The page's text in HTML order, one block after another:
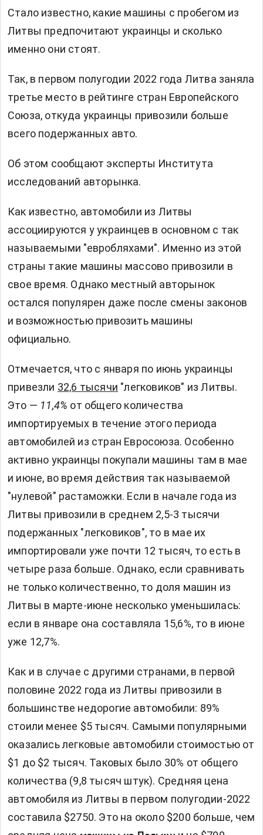
Стало известно, какие машины с пробегом из
Литвы предпочитают украинцы и сколько
именно они стоят.
Так, в первом полугодии 2022 года Литва заняла
третье место в рейтинге стран Европейского
Союза, откуда украинцы привозили больше
всего подержанных авто.
Об этом сообщают эксперты Института
исследований авторынка.
Как известно, автомобили из Литвы
ассоциируются у украинцев в основном с так
называемыми "евробляхами". Именно из этой
страны такие машины массово привозили в
свое время. Однако местный авторынок
остался популярен даже после смены законов
и возможностью привозить машины
официально.
Отмечается, что с января по июнь украинцы
привезли 32,6 тысячи "легковиков" из Литвы.
Это — 11,4% от общего количества
импортируемых в течение этого периода
автомобилей из стран Евросоюза. Особенно
активно украинцы покупали машины там в мае
и июне, во время действия так называемой
"нулевой" растаможки. Если в начале года из
Литвы привозили в среднем 2,5-3 тысячи
подержанных "легковиков", то в мае их
импортировали уже почти 12 тысяч, то есть в
четыре раза больше. Однако, если сравнивать
не только количественно, то доля машин из
Литвы в марте-июне несколько уменьшилась:
если в январе она составляла 15,6%, то в июне
уже 12,7%.
Как и в случае с другими странами, в первой
половине 2022 года из Литвы привозили в
большинстве недорогие автомобили: 89%
стоили менее $5 тысяч. Самыми популярными
оказались легковые автомобили стоимостью от
$1 до $2 тысяч. Таковых было 30% от общего
количества (9,8 тысяч штук). Средняя цена
автомобиля из Литвы в первом полугодии-2022
составила $2750. Это на около $200 больше, чем